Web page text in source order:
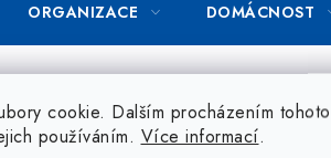
cookie. Dalším procházením
používáním. Více informací.
ORGANIZACE DOMÁCNOST